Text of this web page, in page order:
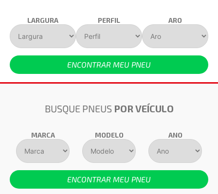
LARGURA PERFIL ARO
ENCONTRAR MEU PNEU
BUSQUE PNEUS POR VEÍCULO
MARCA MODELO ANO
ENCONTRAR MEU PNEU